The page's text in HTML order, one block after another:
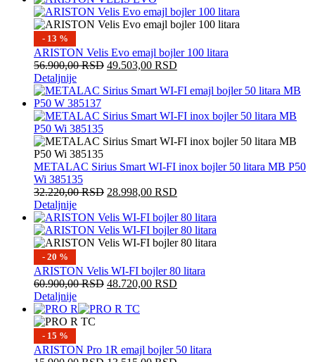
- 13 %
ARISTON Velis Evo emajl bojler 100 litara
56.900,00RSD 49.503,00 RSD
Detaljnije
METALAC Sirius Smart WI-FI inox bojler 50 litara MB P50
Wi 385135
32.220,00RSD 28.998,00 RSD
Detaljnije
- 20 %
ARISTON Velis WI-FI bojler 80 litara
60.900,00RSD 48.720,00 RSD
Detaljnije
- 15 %
ARISTON Pro 1R emajl bojler 50 litara